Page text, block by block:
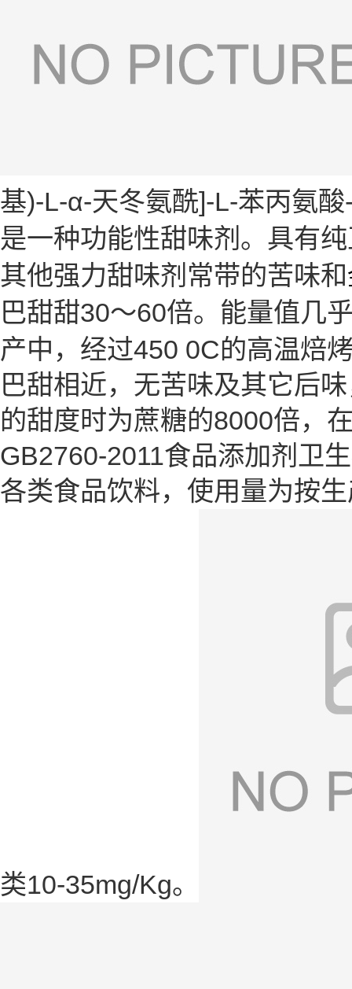
基)-L-α-天冬氨酰]-L-苯丙氨
是一种功能性甜味剂。具有
其他强力甜味剂常带的苦味和
巴甜甜30～60倍。能量值几
产中，经过450 0C的高温焙
巴甜相近，无苦味及其它后
的甜度时为蔗糖的8000倍，
GB2760-2011食品添加剂卫
各类食品饮料，使用量为按
类10-35mg/Kg。